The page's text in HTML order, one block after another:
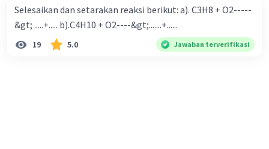
Selesaikan dan setarakan reaksi berikut: a). C3H8 + O2-----
&gt; .....+..... b).C4H10 + O2----&gt;.......+......
19 5.0 Jawaban terverifikasi